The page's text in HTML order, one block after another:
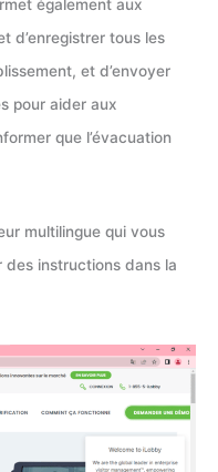
également aux
d’enregistrer tous les
et d’envoyer
pour aider aux
que l’évacuation
multilingue qui vous
des instructions dans la